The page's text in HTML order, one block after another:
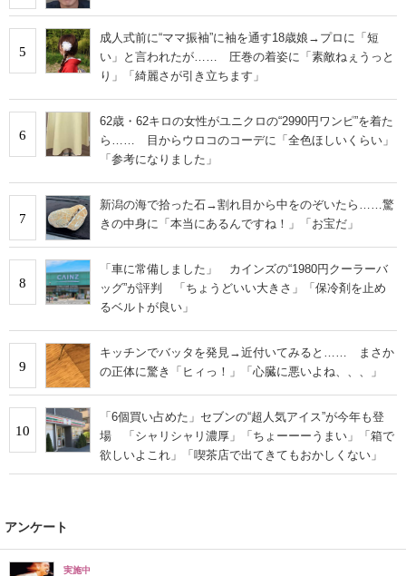
5
成人式前に“ママ振袖”に袖を通す18歳娘→プロに「短
い」と言われたが…… 圧巻の着姿に「素敵ねぇうっと
り」「綺麗さが引き立ちます」
6
62歳・62キロの女性がユニクロの“2990円ワンピ”を着た
ら…… 目からウロコのコーデに「全色ほしいくらい」
「参考になりました」
7
新潟の海で拾った石→割れ目から中をのぞいたら……驚
きの中身に「本当にあるんですね！」「お宝だ」
8
「車に常備しました」 カインズの“1980円クーラーバ
ッグ”が評判 「ちょうどいい大きさ」「保冷剤を止め
るベルトが良い」
9
キッチンでバッタを発見→近付いてみると…… まさか
の正体に驚き「ヒィっ！」「心臓に悪いよね、、、」
10
「6個買い占めた」セブンの“超人気アイス”が今年も登
場 「シャリシャリ濃厚」「ちょーーーうまい」「箱で
欲しいよこれ」「喫茶店で出てきてもおかしくない」
アンケート
実施中